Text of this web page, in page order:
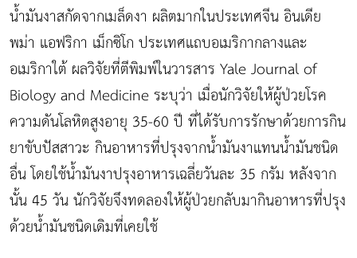
น้ำมันงาสกัดจากเมล็ดงา ผลิตมากในประเทศจีน อินเดีย
พม่า แอฟริกา เม็กซิโก ประเทศแถบอเมริกากลางและ
อเมริกาใต้ ผลวิจัยที่ตีพิมพ์ในวารสาร Yale Journal of
Biology and Medicine ระบุว่า เมื่อนักวิจัยให้ผู้ป่วยโรค
ความดันโลหิตสูงอายุ 35-60 ปี ที่ได้รับการรักษาด้วยการกิน
ยาขับปัสสาวะ กินอาหารที่ปรุงจากน้ำมันงาแทนน้ำมันชนิด
อื่น โดยใช้น้ำมันงาปรุงอาหารเฉลี่ยวันละ 35 กรัม หลังจาก
นั้น 45 วัน นักวิจัยจึงทดลองให้ผู้ป่วยกลับมากินอาหารที่ปรุง
ด้วยน้ำมันชนิดเดิมที่เคยใช้